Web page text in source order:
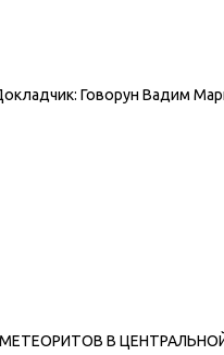
Говорун Вадим
В